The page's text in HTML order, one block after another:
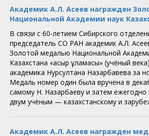
Академик А.Л. Асеев награжден
Национальной Академии наук
В связи с 60-летием Сибирского
председатель СО РАН академик А.Л.
Золотой медалью Национальной
Казахстана «Ғасыр Ғұламасы» (учёный
академика Нурсултана Назарбавева за
Медаль номер один была вручена в
самому Н. Назарбаеву и затем ежегодно
двум учёным — казахстанскому и
Академик А.Л. Асеев награжден